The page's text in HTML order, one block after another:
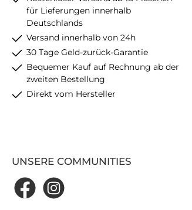
für Lieferungen innerhalb
Deutschlands
Versand innerhalb von 24h
30 Tage Geld-zurück-Garantie
Bequemer Kauf auf Rechnung ab der
zweiten Bestellung
Direkt vom Hersteller
UNSERE COMMUNITIES